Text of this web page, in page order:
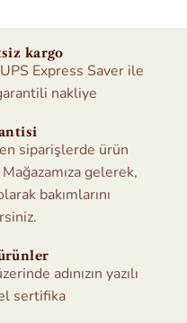
kargo
Express Saver ile
nakliye
siparişlerde ürün
gelerek,
bakımlarını
adınızın yazılı
sertifika